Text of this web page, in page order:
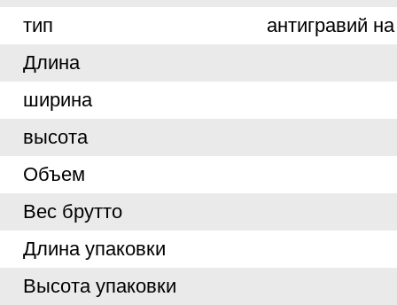
тип
антигравий
Длина
ширина
высота
Объем
Вес брутто
Длина упаковки
Высота упаковки